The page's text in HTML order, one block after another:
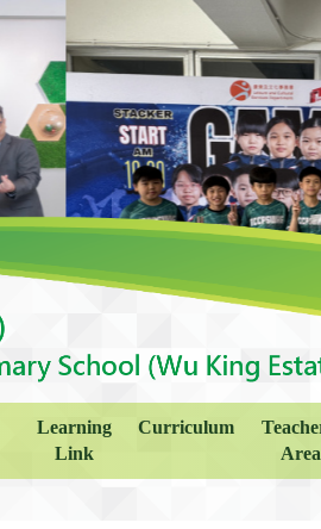
Learning
Link
Curriculum
Area